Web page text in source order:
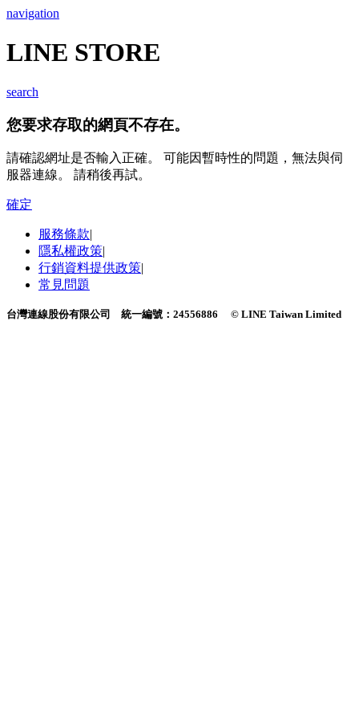
navigation
LINE STORE
search
您要求存取的網頁不存在。
請確認網址是否輸入正確。 可能因暫時性的問題，無法與伺
服器連線。 請稍後再試。
確定
服務條款|
隱私權政策|
行銷資料提供政策|
常見問題
台灣連線股份有限公司 統一編號：24556886 © LINE Taiwan Limited